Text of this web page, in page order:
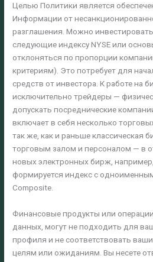
Целью Политики является
Информации от
разглашения. Можно
следующие индексу NYSE или
отклоняться по пропорции
критериям). Это потребует для
средств от инвестора. К работе на
исключительно трейдеры —
допускать посреднические
включает в себя несколько
так же, как и раньше классическая
торговым залом и персоналом — в
новых электронных бирж,
формируется индекс с
Composite.
Финансовые продукты или
данных, могут не подходить для
профиля и не соответствовать
целям или ожиданиям. Вы несете